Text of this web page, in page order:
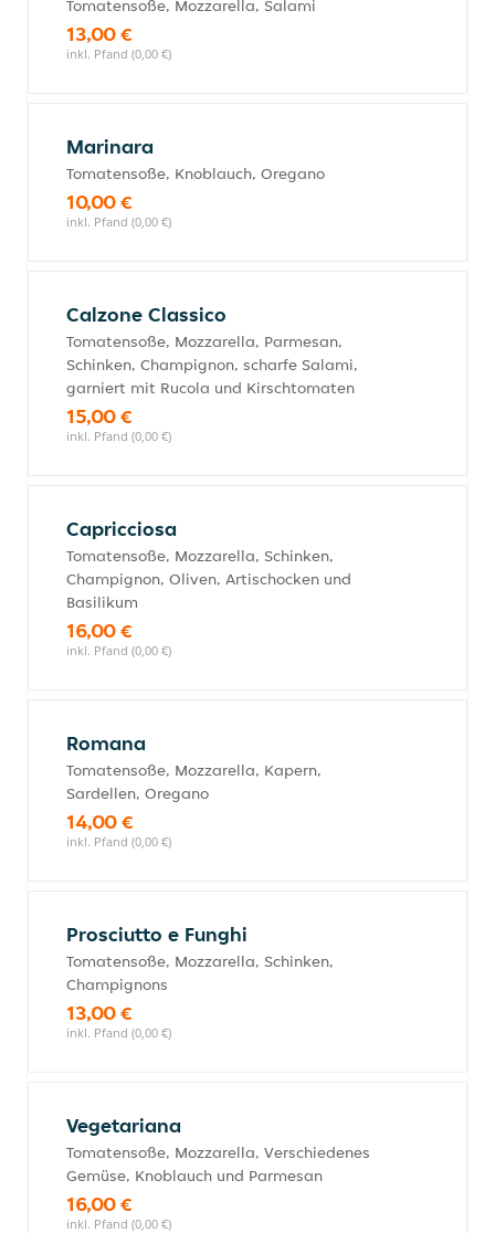
Tomatensoße, Mozzarella, Salami
13,00 €
inkl. Pfand (0,00 €)
Marinara
Tomatensoße, Knoblauch, Oregano
10,00 €
inkl. Pfand (0,00 €)
Calzone Classico
Tomatensoße, Mozzarella, Parmesan,
Schinken, Champignon, scharfe Salami,
garniert mit Rucola und Kirschtomaten
15,00 €
inkl. Pfand (0,00 €)
Capricciosa
Tomatensoße, Mozzarella, Schinken,
Champignon, Oliven, Artischocken und
Basilikum
16,00 €
inkl. Pfand (0,00 €)
Romana
Tomatensoße, Mozzarella, Kapern,
Sardellen, Oregano
14,00 €
inkl. Pfand (0,00 €)
Prosciutto e Funghi
Tomatensoße, Mozzarella, Schinken,
Champignons
13,00 €
inkl. Pfand (0,00 €)
Vegetariana
Tomatensoße, Mozzarella, Verschiedenes
Gemüse, Knoblauch und Parmesan
16,00 €
inkl. Pfand (0,00 €)